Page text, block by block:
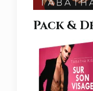
Pack &